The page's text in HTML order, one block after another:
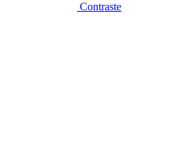
Contraste